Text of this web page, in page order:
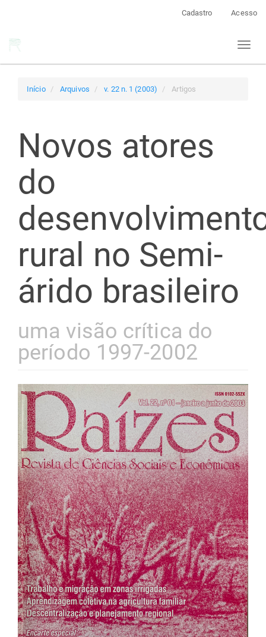
Cadastro Acesso
Toggle
Início Arquivos v. 22 n. 1 (2003) Artigos
Novos atores
do
rural no Semi-
árido brasileiro
uma visão crítica do
período 1997-2002
Barra
lateral
de
artigos